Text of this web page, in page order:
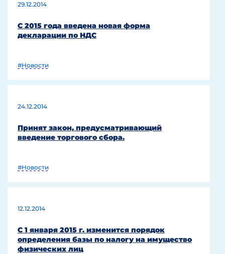
29.12.2014
С 2015 года введена новая форма
декларации по НДС
#Новости
24.12.2014
Принят закон, предусматривающий
введение торгового сбора.
#Новости
12.12.2014
С 1 января 2015 г. изменится порядок
определения базы по налогу на имущество
физических лиц